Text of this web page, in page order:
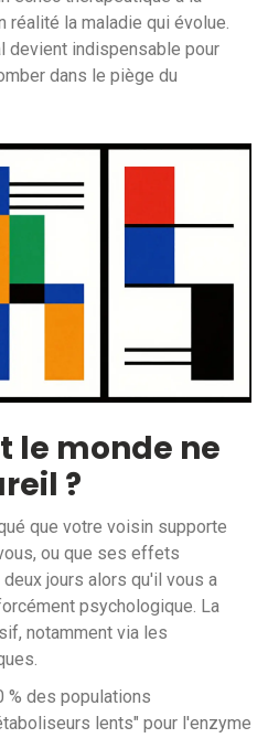
réalité la maladie qui évolue.
devient indispensable pour
dans le piège du
le monde ne
?
que votre voisin supporte
ou que ses effets
jours alors qu'il vous a
psychologique. La
notamment via les
% des populations
lents" pour l'enzyme